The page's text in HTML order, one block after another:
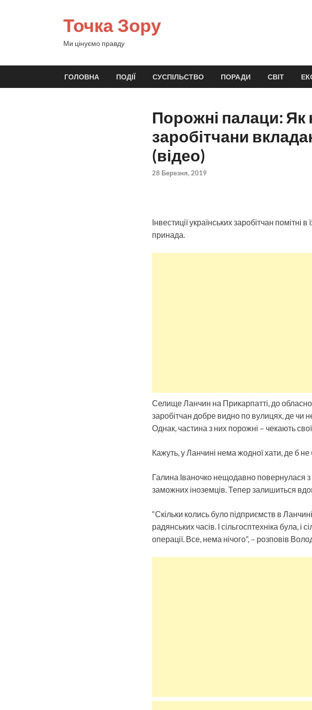
Точка Зору
Ми цінуємо правду
ГОЛОВНА ПОДІЇ СУСПІЛЬСТВО ПОРАДИ СВІТ
Порожні палаци: Як
заробітчани
(відео)
28 Березня, 2019
Інвестиції українських заробітчан помітні
принада.
Селище Ланчин на Прикарпатті, до
заробітчан добре видно по вулицях, де чи
Однак, частина з них порожні – чекають
Кажуть, у Ланчині нема жодної хати, де б не
Галина Іваночко нещодавно повернулася
заможних іноземців. Тепер залишиться
“Скільки колись було підприємств в
радянських часів. І сільгосптехніка була, і
операції. Все, нема нічого”, – розповів